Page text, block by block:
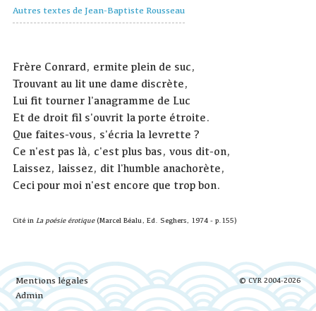
Autres textes de Jean-Baptiste Rousseau
Frère Conrard, ermite plein de suc,
Trouvant au lit une dame discrète,
Lui fit tourner l'anagramme de Luc
Et de droit fil s'ouvrit la porte étroite.
Que faites-vous, s'écria la levrette ?
Ce n'est pas là, c'est plus bas, vous dit-on,
Laissez, laissez, dit l'humble anachorète,
Ceci pour moi n'est encore que trop bon.
Cité in La poésie érotique(Marcel Béalu, Ed. Seghers, 1974 - p.155)
© CYR 2004-2026
Mentions légales
Admin